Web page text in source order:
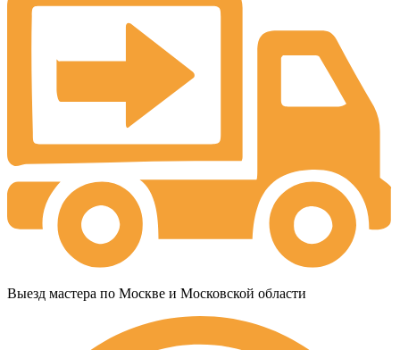
Выезд мастера по Москве и Московской области